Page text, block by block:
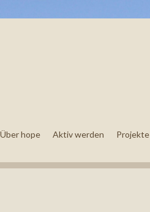
Über hope Aktiv werden Projekte